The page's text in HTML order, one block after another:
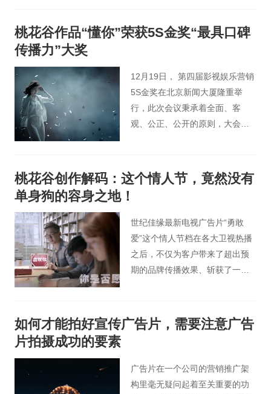
广告主金远奖金奖。
桃花谷作品“懂你”荣获5S金奖“最具口碑
传播力”大奖
12月19日， 第四届影视娱乐营销
5S金奖在北京新闻大厦隆重举
行，此次会议秉承着全面、客
观、公正、公开的原则，大会评
销的标杆案例。由中国最专业的
影视广告制片公司之一，桃花谷
缘最新电视广告片“懂你”篇 获得
了现场评委的一致好评，并在此
次颁奖典礼上荣获“最具口碑传播
力”大奖。
桃花谷创作解码：这个情人节，竟然没有
单身狗的容身之地！
世纪佳缘最新电视广告片“勇敢
爱”这个情人节档在各大卫视热播
之后，不仅为客户带来了超出预
期的品牌传播效果、斩获了一枚
完视频，网友评论：现在连广告
也这么虐单身狗，这个情人节，
如何才能拍好宣传广告片，需要注意广告
片拍摄成功的要素
广告片在一个公司的营销推广架
构里毫无疑问起着至关重要的功